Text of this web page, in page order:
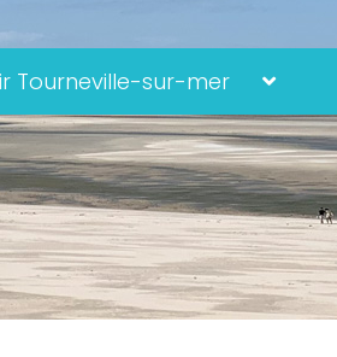
Tourneville-sur-mer